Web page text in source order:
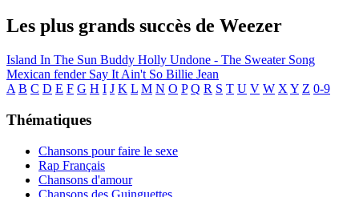
Les plus grands succès de Weezer
Island In The Sun Buddy Holly Undone - The Sweater Song
Mexican fender Say It Ain't So Billie Jean
A B C D E F G H I J K L M N O P Q R S T U V W X Y Z 0-9
Thématiques
Chansons pour faire le sexe
Rap Français
Chansons d'amour
Chansons des Guinguettes